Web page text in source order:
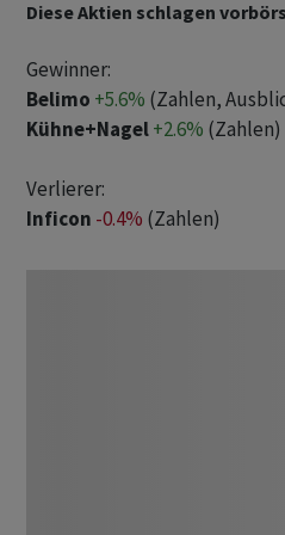
Diese Aktien schlagen
Gewinner:
Belimo +5.6% (Zahlen,
Kühne+Nagel+2.6% (Zahlen)
Verlierer:
Inficon -0.4% (Zahlen)